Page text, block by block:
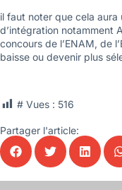
il faut noter que cela
d’intégration notamment
concours de l’ENAM, de
baisse ou devenir plus
# Vues : 516
Partager l'article: